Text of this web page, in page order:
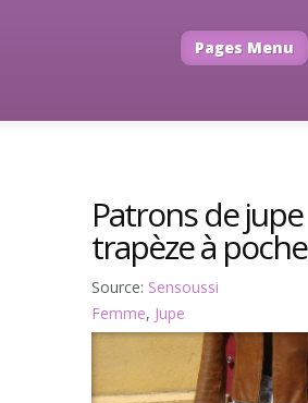
Pages Menu
Patrons de jupe
trapèze à poche
Source: Sensoussi
Femme, Jupe